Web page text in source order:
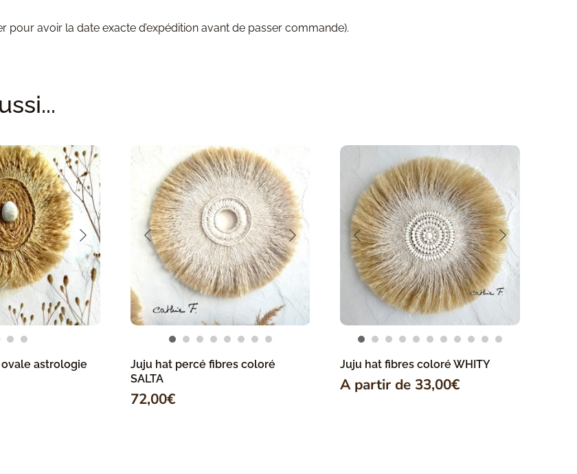
pour avoir la date exacte d’expédition avant de passer commande).
astrologie
Juju hat percé fibres coloré
SALTA
72,00€
Juju hat fibres coloré WHITY
A partir de 33,00€